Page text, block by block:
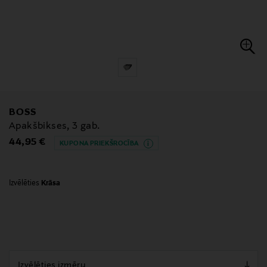
BOSS
Apakšbikses, 3 gab.
Original Price
44,95 € KUPONA PRIEKŠROCĪBA
Izvēlēties Krāsa